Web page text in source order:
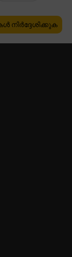
നിർദ്ദേശിക്കുക